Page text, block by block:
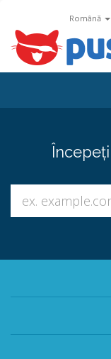
Română